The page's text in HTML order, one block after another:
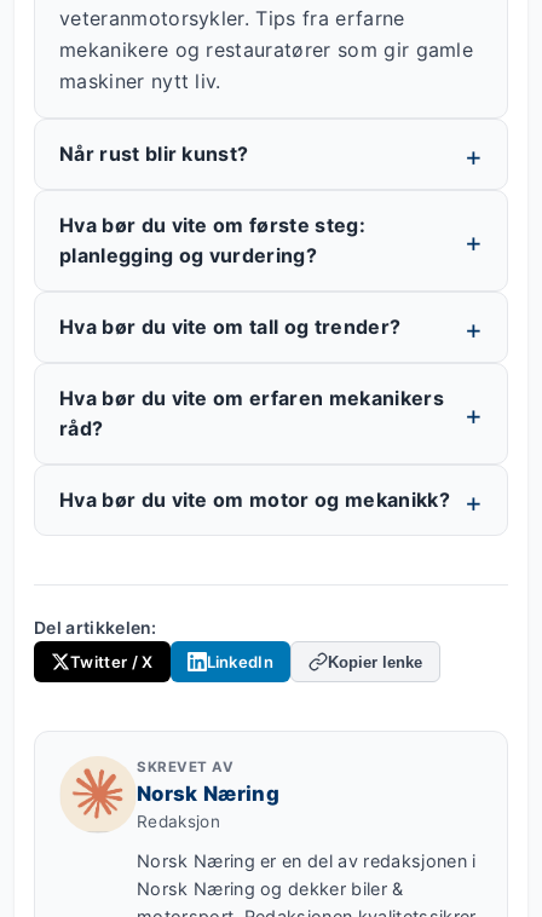
veteranmotorsykler. Tips fra erfarne
mekanikere og restauratører som gir gamle
maskiner nytt liv.
Når rust blir kunst?
Hva bør du vite om første steg:
planlegging og vurdering?
Hva bør du vite om tall og trender?
Hva bør du vite om erfaren mekanikers
råd?
Hva bør du vite om motor og mekanikk?
Del artikkelen:
Twitter / X LinkedIn Kopier lenke
SKREVET AV
Norsk Næring
Redaksjon
Norsk Næring er en del av redaksjonen i
Norsk Næring og dekker biler &